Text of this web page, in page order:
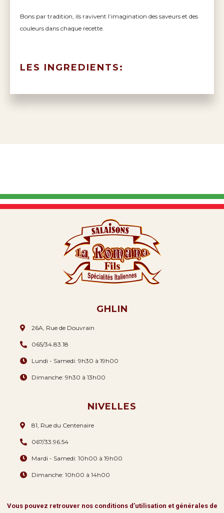
Bons par tradition, ils ravivent l’imagination des saveurs et des
couleurs dans chaque recette.
LES INGREDIENTS:
GHLIN
26A, Rue de Douvrain
065/34.83.18
Lundi - Samedi: 9h30 à 19h00
Dimanche: 9h30 à 13h00
NIVELLES
81, Rue du Centenaire
067/33.96.54
Mardi - Samedi: 10h00 à 19h00
Dimanche: 10h00 à 14h00
Vous pouvez retrouver nos conditions d’utilisation et générales de